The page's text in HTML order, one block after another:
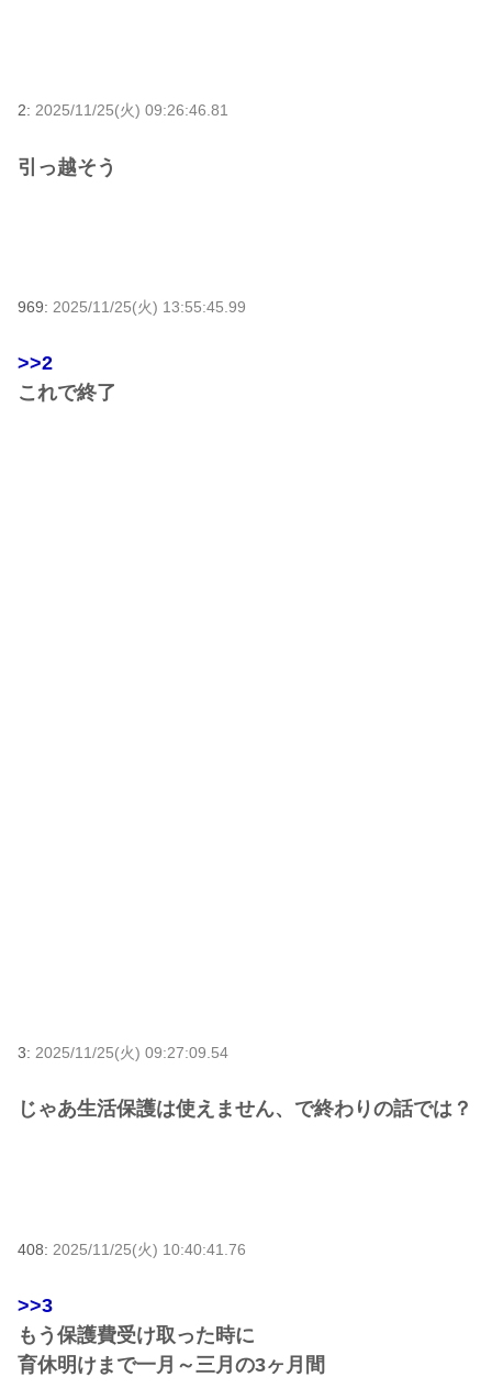
2: 2025/11/25(火) 09:26:46.81
引っ越そう
969: 2025/11/25(火) 13:55:45.99
>>2
これで終了
3: 2025/11/25(火) 09:27:09.54
じゃあ生活保護は使えません、で終わりの話では？
408: 2025/11/25(火) 10:40:41.76
>>3
もう保護費受け取った時に
育休明けまで一月～三月の3ヶ月間